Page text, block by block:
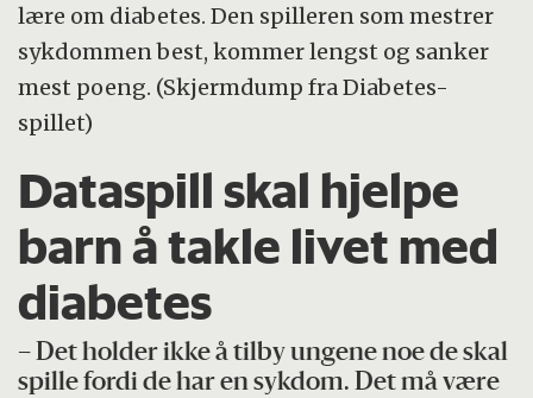
lære om diabetes. Den spilleren som mestrer
sykdommen best, kommer lengst og sanker
mest poeng. (Skjermdump fra Diabetes-
spillet)
Dataspill skal hjelpe
barn å takle livet med
diabetes
– Det holder ikke å tilby ungene noe de skal
spille fordi de har en sykdom. Det må være